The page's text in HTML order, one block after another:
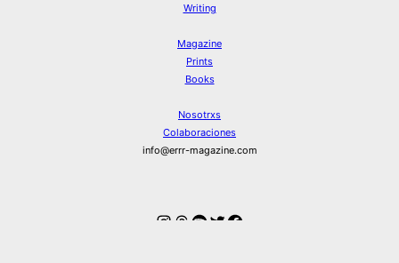
Writing
Magazine
Prints
Books
Nosotrxs
Colaboraciones
info@errr-magazine.com
Instagram
Hilos
Spotify
Twitter
Facebook